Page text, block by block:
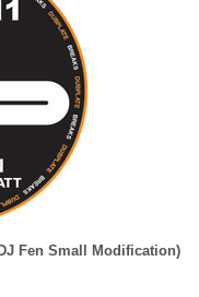
Fen Small Modification)